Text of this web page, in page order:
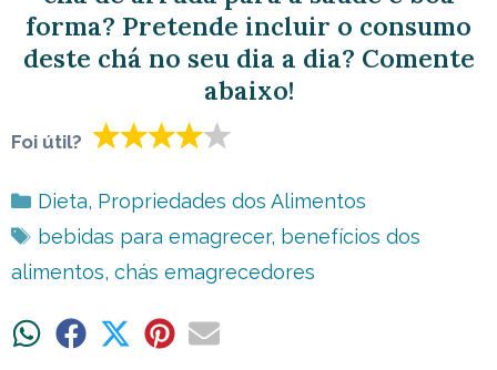
forma? Pretende incluir o consumo
deste chá no seu dia a dia? Comente
abaixo!
Foi útil?
Categorias
Dieta, Propriedades dos Alimentos
Tags
bebidas para emagrecer, benefícios dos
alimentos, chás emagrecedores
ShareShare ShareShareShare